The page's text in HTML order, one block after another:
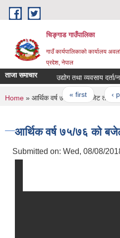
Skip to main content
चिङ्गाड गाउँपालिका
गाउँ कार्यपालिकाको कार्यालय
प्रदेश, नेपाल
ताजा समाचार उद्योग तथा व्यवसाय दर्ता/
Pages
« first ‹
You are here
Home » आर्थिक वर्ष ७५/७६ को बजेट तथा
आर्थिक वर्ष ७५/७६ को
Submitted on: Wed, 08/08/